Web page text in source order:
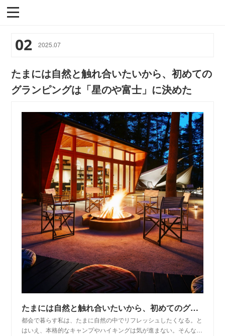
02 2025.07
たまには自然と触れ合いたいから、初めての
グランピングは「星のや富士」に決めた
たまには自然と触れ合いたいから、初めてのグランピングは「星のや富士」に決めた | Sense of...
都会で暮らす私は、たまに自然の中でリフレッシュしたくなる。と
はいえ、本格的なキャンプやハイキングは気が進まない。そんな…